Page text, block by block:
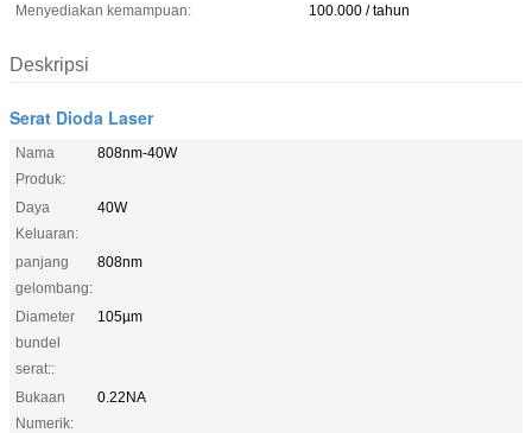
Menyediakan kemampuan:
100.000 / tahun
Deskripsi
Serat Dioda Laser
Nama
Produk:
808nm-40W
Daya
Keluaran:
40W
panjang
gelombang:
808nm
Diameter
bundel
serat::
105µm
Bukaan
Numerik:
0.22NA